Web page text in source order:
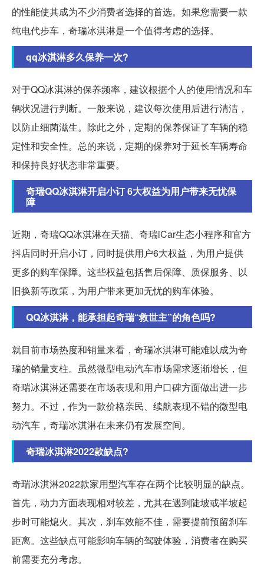
的性能使其成为不少消费者选择的首选。如果您需要一款
纯电代步车，奇瑞冰淇淋是一个值得考虑的选择。
qq冰淇淋多久保养一次?
对于QQ冰淇淋的保养频率，建议根据个人的使用情况和车
辆状况进行判断。一般来说，建议每次使用后进行清洁，
以防止细菌滋生。除此之外，定期的保养保证了车辆的稳
定性和安全性。总的来说，定期的保养对于延长车辆寿命
和保持良好状态非常重要。
奇瑞QQ冰淇淋开启小订 6大权益为用户带来无忧保
障
近期，奇瑞QQ冰淇淋在天猫、奇瑞iCar生态小程序和官方
抖店同时开启小订，同时提供用户6大权益，为用户提供
更多的购车保障。这些权益包括售后保障、质保服务、以
旧换新等政策，为用户带来更加无忧的购车体验。
QQ冰淇淋，能承担起奇瑞“救世主”的角色吗?
就目前市场热度和销量来看，奇瑞冰淇淋可能难以成为奇
瑞的销量支柱。虽然微型电动汽车市场需求逐渐增长，但
奇瑞冰淇淋还需要在市场表现和用户口碑方面做出进一步
努力。不过，作为一款价格亲民、续航表现不错的微型电
动汽车，奇瑞冰淇淋在未来仍有发展空间。
奇瑞冰淇淋2022款缺点?
奇瑞冰淇淋2022款家用型汽车存在两个比较明显的缺点。
首先，动力方面表现相对较差，尤其在遇到陡坡或半坡起
步时可能熄火。其次，刹车效能不佳，需要提前预留刹车
距离。这些缺点可能影响车辆的驾驶体验，消费者在购买
前需要充分考虑。